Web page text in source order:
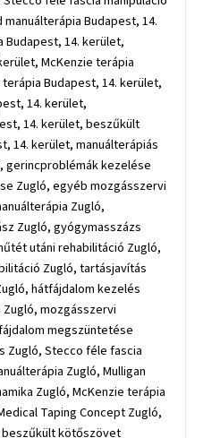
Budapest, 14.
Budapest, 14. kerület,
McKenzie terápia
Budapest, 14. kerület,
14. kerület,
14. kerület, beszűkült
14. kerület, manuálterápiás
gerincproblémák kezelése
Zugló, egyéb mozgásszervi
Zugló,
Zugló, gyógymasszázs
utáni rehabilitáció Zugló,
Zugló, tartásjavítás
hátfájdalom kezelés
mozgásszervi
megszüntetése
Zugló, Stecco féle fascia
Zugló, Mulligan
Zugló, McKenzie terápia
Taping Concept Zugló,
kötőszövet